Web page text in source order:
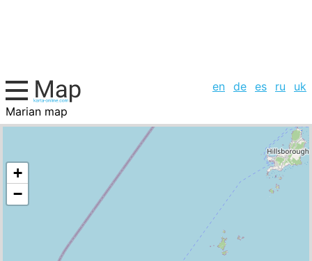
en de es ru
uk
Marian map
Grenada, cities list
+
−